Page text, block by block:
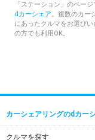
「ステーション」のペー
dカーシェア。複数のカー
にあったクルマをお選び
の方でも利用OK。
カーシェアリングのdカー
クルマを探す